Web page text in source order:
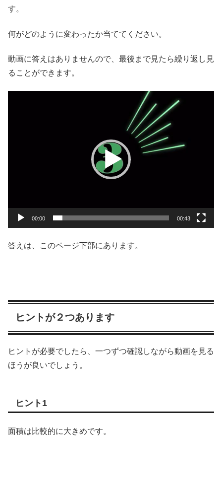
す。
何がどのように変わったか当ててください。
動画に答えはありませんので、最後まで見たら繰り返し見
ることができます。
00:00 00:43
答えは、このページ下部にあります。
ヒントが２つあります
ヒントが必要でしたら、一つずつ確認しながら動画を見る
ほうが良いでしょう。
ヒント1
面積は比較的に大きめです。